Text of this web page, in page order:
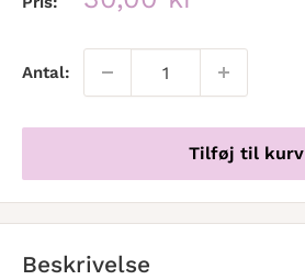
Antal:
Tilføj til kurv
Beskrivelse